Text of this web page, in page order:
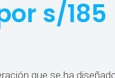
s/185
que se ha